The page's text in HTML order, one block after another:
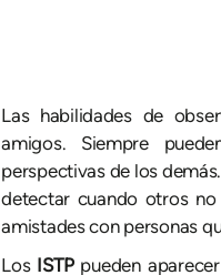
Las habilidades de
amigos. Siempre
perspectivas de los
detectar cuando otros
amistades con personas
Los ISTP pueden